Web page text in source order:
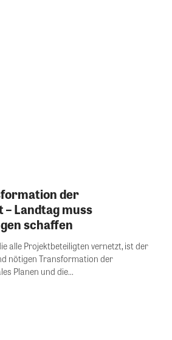
der
Landtag muss
schaffen
alle Projektbeteiligten vernetzt, ist der
nötigen Transformation der
Planen und die...